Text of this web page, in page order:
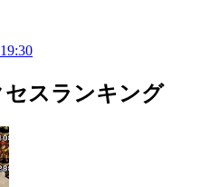
スランキング